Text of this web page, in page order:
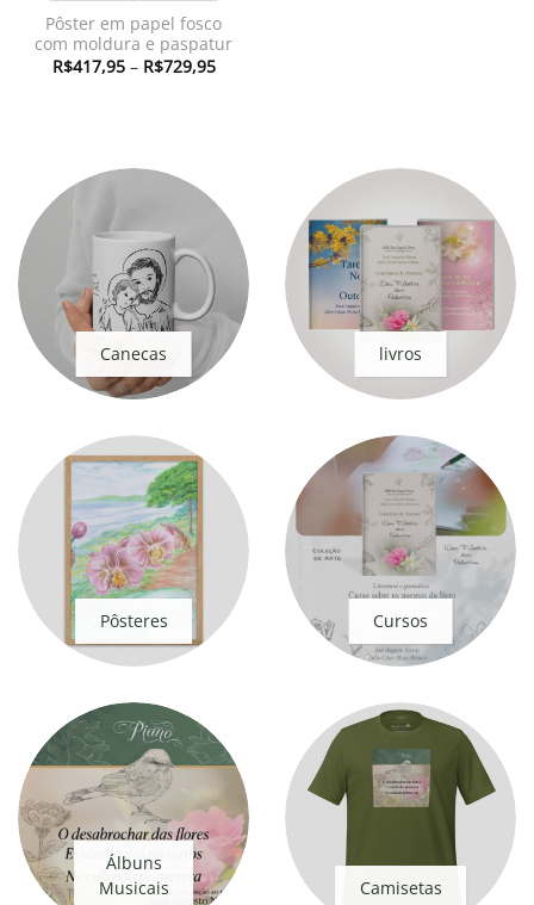
Pôster em papel fosco
com moldura e paspatur
R$417,95 – R$729,95Faixa
de
Canecas livros
Pôsteres Cursos
Álbuns
Musicais
Camisetas